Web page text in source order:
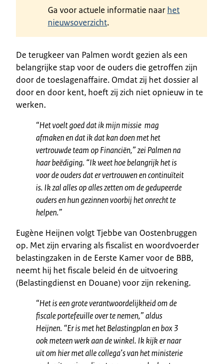
Ga voor actuele informatie naar het
nieuwsoverzicht.
De terugkeer van Palmen wordt gezien als een
belangrijke stap voor de ouders die getroffen zijn
door de toeslagenaffaire. Omdat zij het dossier al
door en door kent, hoeft zij zich niet opnieuw in te
werken.
“Het voelt goed dat ik mijn missie mag
afmaken en dat ik dat kan doen met het
vertrouwde team op Financiën,” zei Palmen na
haar beëdiging. “Ik weet hoe belangrijk het is
voor de ouders dat er vertrouwen en continuïteit
is. Ik zal alles op alles zetten om de gedupeerde
ouders en hun gezinnen voorbij het onrecht te
helpen.”
Eugène Heijnen volgt Tjebbe van Oostenbruggen
op. Met zijn ervaring als fiscalist en woordvoerder
belastingzaken in de Eerste Kamer voor de BBB,
neemt hij het fiscale beleid én de uitvoering
(Belastingdienst en Douane) voor zijn rekening.
“Het is een grote verantwoordelijkheid om de
fiscale portefeuille over te nemen,” aldus
Heijnen. “Er is met het Belastingplan en box 3
ook meteen werk aan de winkel. Ik kijk er naar
uit om hier met alle collega’s van het ministerie